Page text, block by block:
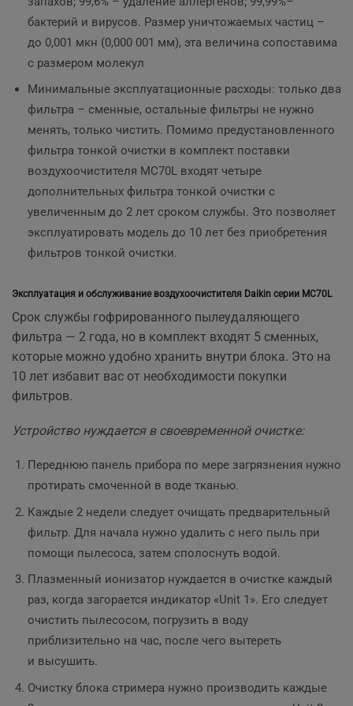
бактерий и вирусов. Размер уничтожаемых частиц –
до 0,001 мкн (0,000 001 мм), эта величина сопоставима
с размером молекул
Минимальные эксплуатационные расходы: только два
фильтра – сменные, остальные фильтры не нужно
менять, только чистить. Помимо предустановленного
фильтра тонкой очистки в комплект поставки
воздухоочистителя MC70L входят четыре
дополнительных фильтра тонкой очистки с
увеличенным до 2 лет сроком службы. Это позволяет
эксплуатировать модель до 10 лет без приобретения
фильтров тонкой очистки.
Эксплуатация и обслуживание воздухоочистителя Daikin серии MC70L
Срок службы гофрированного пылеудаляющего
фильтра — 2 года, но в комплект входят 5 сменных,
которые можно удобно хранить внутри блока. Это на
10 лет избавит вас от необходимости покупки
фильтров.
Устройство нуждается в своевременной очистке:
Переднюю панель прибора по мере загрязнения нужно
протирать смоченной в воде тканью.
Каждые 2 недели следует очищать предварительный
фильтр. Для начала нужно удалить с него пыль при
помощи пылесоса, затем сполоснуть водой.
Плазменный ионизатор нуждается в очистке каждый
раз, когда загорается индикатор «Unit 1». Его следует
очистить пылесосом, погрузить в воду
приблизительно на час, после чего вытереть
и высушить.
Очистку блока стримера нужно производить каждые